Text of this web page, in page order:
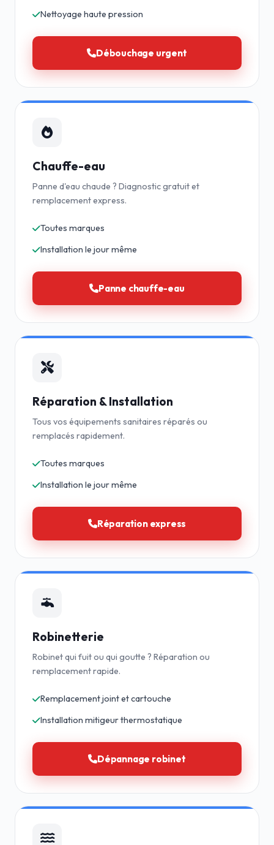
Nettoyage haute pression
Débouchage urgent
Chauffe-eau
Panne d'eau chaude ? Diagnostic gratuit et
remplacement express.
Toutes marques
Installation le jour même
Panne chauffe-eau
Réparation & Installation
Tous vos équipements sanitaires réparés ou
remplacés rapidement.
Toutes marques
Installation le jour même
Réparation express
Robinetterie
Robinet qui fuit ou qui goutte ? Réparation ou
remplacement rapide.
Remplacement joint et cartouche
Installation mitigeur thermostatique
Dépannage robinet